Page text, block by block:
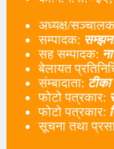
अध्यक्ष/
सम्पादक:
सह सम्पादक:
बेलायत
संम्बादाता: टीका
फोटो पत्रकार:
फोटो पत्रकार:
सूचना तथा